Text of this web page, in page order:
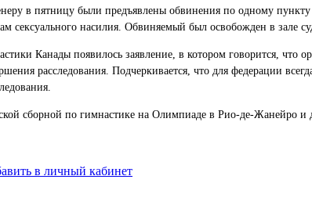
в пятницу были предъявлены обвинения по одному
сексуального насилия. Обвиняемый был освобожден в зале
Канады появилось заявление, в котором говорится, что
расследования. Подчеркивается, что для федерации
сборной по гимнастике на Олимпиаде в Рио-де-Жанейро
в личный кабинет